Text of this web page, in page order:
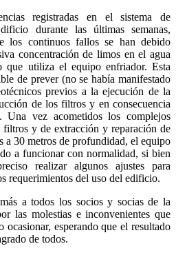
registradas en el sistema de
durante las últimas semanas,
los continuos fallos se han debido
concentración de limos en el agua
que utiliza el equipo enfriador. Esta
de prever (no se había manifestado
previos a la ejecución de la
de los filtros y en consecuencia
vez acometidos los complejos
filtros y de extracción y reparación de
a 30 metros de profundidad, el equipo
a funcionar con normalidad, si bien
realizar algunos ajustes para
requerimientos del uso del edificio.
a todos los socios y socias de la
las molestias e inconvenientes que
ocasionar, esperando que el resultado
de todos.